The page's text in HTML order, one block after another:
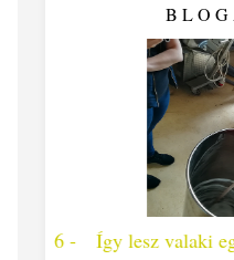
Így lesz valaki egy